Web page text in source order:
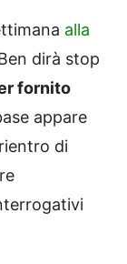
alla
dirà stop
fornito
appare
di